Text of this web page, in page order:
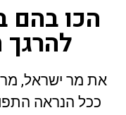
הכו בהם
את מר ישראל, מר
ככל הנראה